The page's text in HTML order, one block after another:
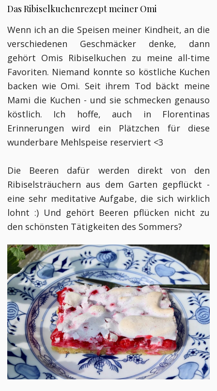
Das Ribiselkuchenrezept meiner Omi
Wenn ich an die Speisen meiner Kindheit, an die
verschiedenen Geschmäcker denke, dann
gehört Omis Ribiselkuchen zu meine all-time
Favoriten. Niemand konnte so köstliche Kuchen
backen wie Omi. Seit ihrem Tod bäckt meine
Mami die Kuchen - und sie schmecken genauso
köstlich. Ich hoffe, auch in Florentinas
Erinnerungen wird ein Plätzchen für diese
wunderbare Mehlspeise reserviert <3
Die Beeren dafür werden direkt von den
Ribiselsträuchern aus dem Garten gepflückt -
eine sehr meditative Aufgabe, die sich wirklich
lohnt :) Und gehört Beeren pflücken nicht zu
den schönsten Tätigkeiten des Sommers?